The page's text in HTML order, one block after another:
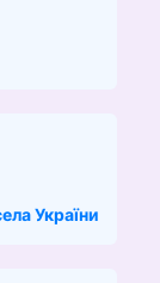
України